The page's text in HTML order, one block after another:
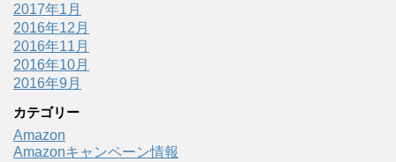
2017年1月
2016年12月
2016年11月
2016年10月
2016年9月
カテゴリー
Amazon
Amazonキャンペーン情報